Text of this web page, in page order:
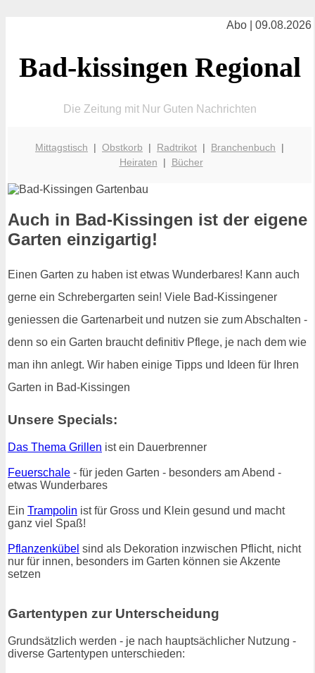
Abo | 09.08.2026
Bad-kissingen Regional
Die Zeitung mit Nur Guten Nachrichten
Mittagstisch | Obstkorb | Radtrikot | Branchenbuch |
Heiraten | Bücher
Auch in Bad-Kissingen ist der eigene
Garten einzigartig!
Einen Garten zu haben ist etwas Wunderbares! Kann auch
gerne ein Schrebergarten sein! Viele Bad-Kissingener
geniessen die Gartenarbeit und nutzen sie zum Abschalten -
denn so ein Garten braucht definitiv Pflege, je nach dem wie
man ihn anlegt. Wir haben einige Tipps und Ideen für Ihren
Garten in Bad-Kissingen
Unsere Specials:
Das Thema Grillen ist ein Dauerbrenner
Feuerschale - für jeden Garten - besonders am Abend -
etwas Wunderbares
Ein Trampolin ist für Gross und Klein gesund und macht
ganz viel Spaß!
Pflanzenkübel sind als Dekoration inzwischen Pflicht, nicht
nur für innen, besonders im Garten können sie Akzente
setzen
Gartentypen zur Unterscheidung
Grundsätzlich werden - je nach hauptsächlicher Nutzung -
diverse Gartentypen unterschieden: